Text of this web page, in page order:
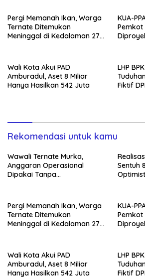
Pergi Memanah Ikan, Warga
Ternate Ditemukan
Meninggal di Kedalaman 27
KUA-
Pemkot
Wali Kota Akui PAD
Amburadul, Aset 8 Miliar
Hanya Hasilkan 542 Juta
LHP
Fiktif
Rekomendasi untuk kamu
Wawali Ternate Murka,
Anggaran Operasional
Dipakai Tanpa
Sentuh
Pergi Memanah Ikan, Warga
Ternate Ditemukan
Meninggal di Kedalaman 27
KUA-
Pemkot
Wali Kota Akui PAD
Amburadul, Aset 8 Miliar
Hanya Hasilkan 542 Juta
LHP
Fiktif